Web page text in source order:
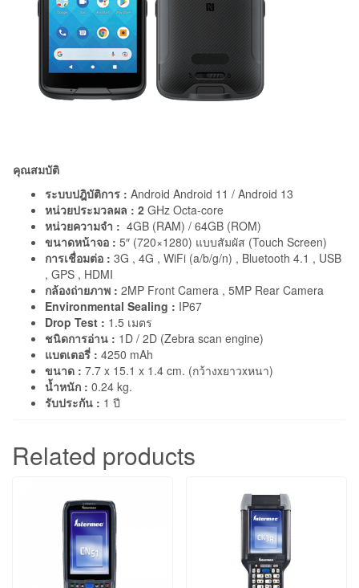
คุณสมบัติ
ระบบปฎิบัติการ : Android Android 11 / Android 13
หน่วยประมวลผล : 2 GHz Octa-core
หน่วยความจำ : 4GB (RAM) / 64GB (ROM)
ขนาดหน้าจอ : 5″ (720×1280) แบบสัมผัส (Touch Screen)
การเชื่อมต่อ : 3G , 4G , WiFi (a/b/g/n) , Bluetooth 4.1 , USB
, GPS , HDMI
กล้องถ่ายภาพ : 2MP Front Camera , 5MP Rear Camera
Environmental Sealing : IP67
Drop Test : 1.5 เมตร
ชนิดการอ่าน : 1D / 2D (Zebra scan engine)
แบตเตอรี่ : 4250 mAh
ขนาด : 7.7 x 15.1 x 1.4 cm. (กว้างxยาวxหนา)
น้ำหนัก : 0.24 kg.
รับประกัน : 1 ปี
Related products